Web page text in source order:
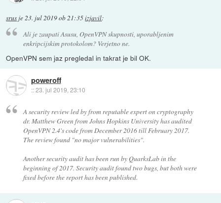
srus je 23. jul 2019 ob 21:35izjavil:
Ali je zaupati Asusu, OpenVPN skupnosti, uporabljenim
enkripcijskim protokolom? Verjetno ne.
OpenVPN sem jaz pregledal in takrat je bil OK.
poweroff
::23. jul 2019, 23:10
A security review led by from reputable expert on cryptography
dr. Matthew Green from Johns Hopkins University has audited
OpenVPN 2.4's code from December 2016 till February 2017.
The review found "no major vulnerabilities".
Another security audit has been run by QuarksLab in the
beginning of 2017. Security audit found two bugs, but both were
fixed before the report has been published.